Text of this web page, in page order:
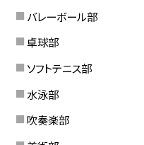
バレーボール部
卓球部
ソフトテニス部
水泳部
吹奏楽部